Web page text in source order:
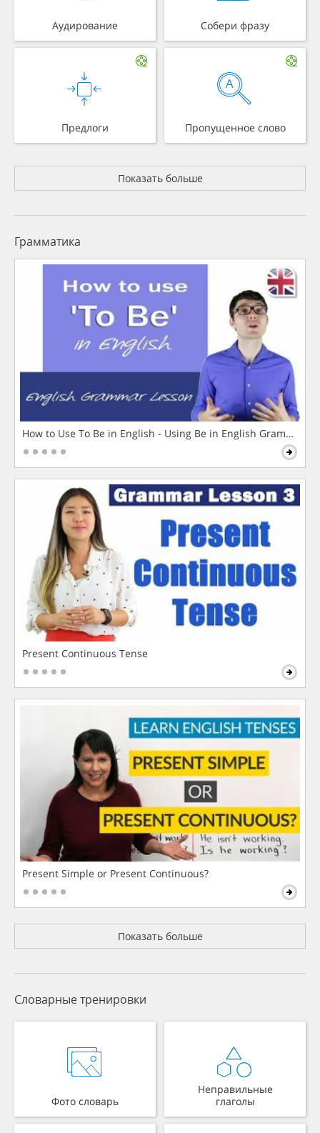
Аудирование Собери фразу
Предлоги Пропущенное слово
Показать больше
Грамматика
How to Use To Be in English - Using Be in English Grammar
Present Continuous Tense
Present Simple or Present Continuous?
Показать больше
Словарные тренировки
Фото словарь
Неправильные
глаголы